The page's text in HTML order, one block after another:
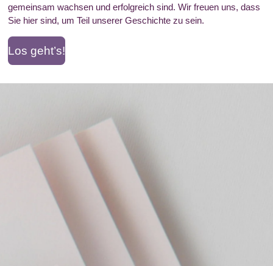
gemeinsam wachsen und erfolgreich sind. Wir freuen uns, dass
Sie hier sind, um Teil unserer Geschichte zu sein.
Los geht’s!